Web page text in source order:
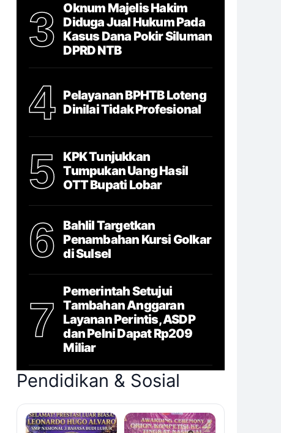
3
Oknum Majelis Hakim
Diduga Jual Hukum Pada
Kasus Dana Pokir Siluman
DPRD NTB
4
Pelayanan BPHTB Loteng
Dinilai Tidak Profesional
5
KPK Tunjukkan
Tumpukan Uang Hasil
OTT Bupati Lobar
6
Bahlil Targetkan
Penambahan Kursi Golkar
di Sulsel
7
Pemerintah Setujui
Tambahan Anggaran
Layanan Perintis, ASDP
dan Pelni Dapat Rp209
Miliar
Pendidikan & Sosial